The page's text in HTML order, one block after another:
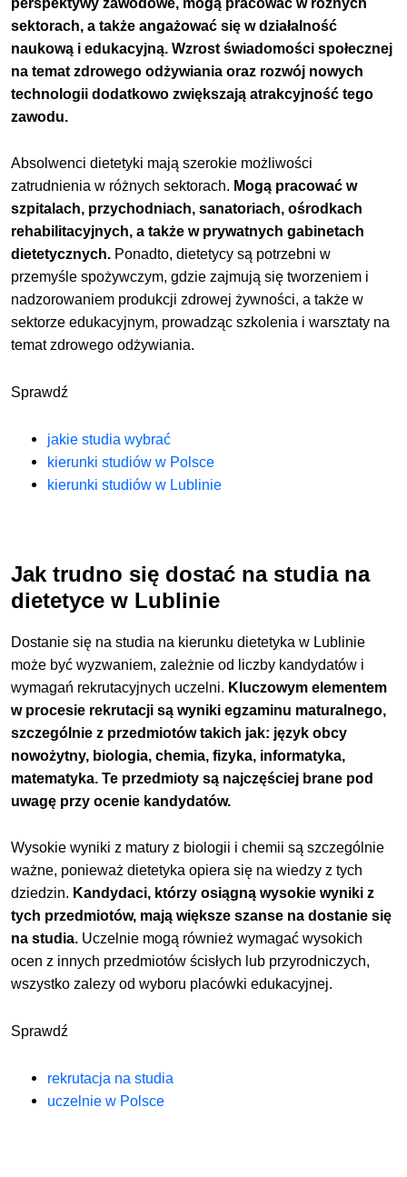
sektorach, a także angażować się w działalność
naukową i edukacyjną. Wzrost świadomości społecznej
na temat zdrowego odżywiania oraz rozwój nowych
technologii dodatkowo zwiększają atrakcyjność tego
zawodu.
Absolwenci dietetyki mają szerokie możliwości
zatrudnienia w różnych sektorach. Mogą pracować w
szpitalach, przychodniach, sanatoriach, ośrodkach
rehabilitacyjnych, a także w prywatnych gabinetach
dietetycznych. Ponadto, dietetycy są potrzebni w
przemyśle spożywczym, gdzie zajmują się tworzeniem i
nadzorowaniem produkcji zdrowej żywności, a także w
sektorze edukacyjnym, prowadząc szkolenia i warsztaty na
temat zdrowego odżywiania.
Sprawdź
jakie studia wybrać
kierunki studiów w Polsce
kierunki studiów w Lublinie
Jak trudno się dostać na studia na
dietetyce w Lublinie
Dostanie się na studia na kierunku dietetyka w Lublinie
może być wyzwaniem, zależnie od liczby kandydatów i
wymagań rekrutacyjnych uczelni. Kluczowym elementem
w procesie rekrutacji są wyniki egzaminu maturalnego,
szczególnie z przedmiotów takich jak: język obcy
nowożytny, biologia, chemia, fizyka, informatyka,
matematyka. Te przedmioty są najczęściej brane pod
uwagę przy ocenie kandydatów.
Wysokie wyniki z matury z biologii i chemii są szczególnie
ważne, ponieważ dietetyka opiera się na wiedzy z tych
dziedzin. Kandydaci, którzy osiągną wysokie wyniki z
tych przedmiotów, mają większe szanse na dostanie się
na studia. Uczelnie mogą również wymagać wysokich
ocen z innych przedmiotów ścisłych lub przyrodniczych,
wszystko zalezy od wyboru placówki edukacyjnej.
Sprawdź
rekrutacja na studia
uczelnie w Polsce